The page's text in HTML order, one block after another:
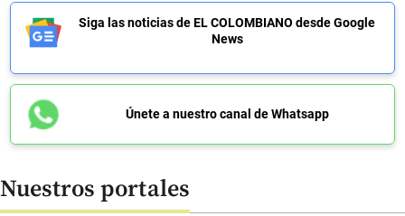
Siga las noticias de EL COLOMBIANO desde Google
News
Únete a nuestro canal de Whatsapp
Nuestros portales